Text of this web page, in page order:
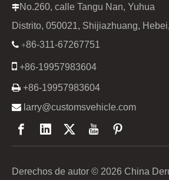
No.260, calle Tangu Nan, Yuhua
Distrito, 050021, Shijiazhuang,
 +86-311-67267751
 +86-19957983604
 +86-19957983604
 larry@customsvehicle.com
Derechos de autor © 2026 China